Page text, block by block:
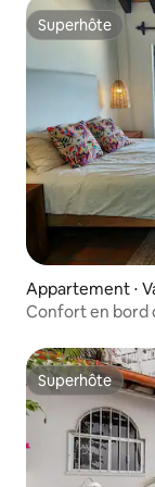
Superhôte
Superhôte
Appartement ⋅
Confort en bord
Superhôte
Superhôte